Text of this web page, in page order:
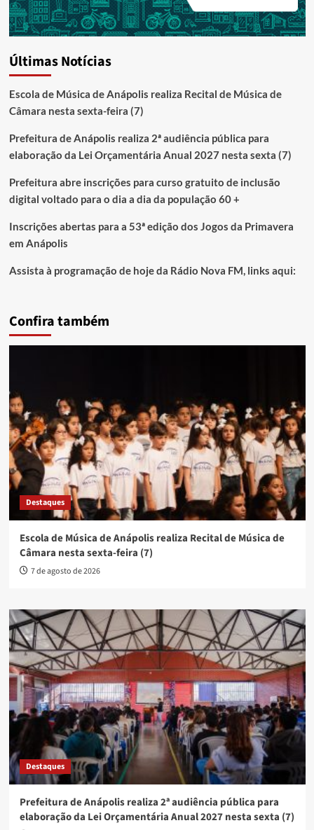
Últimas Notícias
Escola de Música de Anápolis realiza Recital de Música de
Câmara nesta sexta-feira (7)
Prefeitura de Anápolis realiza 2ª audiência pública para
elaboração da Lei Orçamentária Anual 2027 nesta sexta (7)
Prefeitura abre inscrições para curso gratuito de inclusão
digital voltado para o dia a dia da população 60 +
Inscrições abertas para a 53ª edição dos Jogos da Primavera
em Anápolis
Assista à programação de hoje da Rádio Nova FM, links aqui:
Confira também
Destaques
Escola de Música de Anápolis realiza Recital de Música de
Câmara nesta sexta-feira (7)
7 de agosto de 2026
Destaques
Prefeitura de Anápolis realiza 2ª audiência pública para
elaboração da Lei Orçamentária Anual 2027 nesta sexta (7)